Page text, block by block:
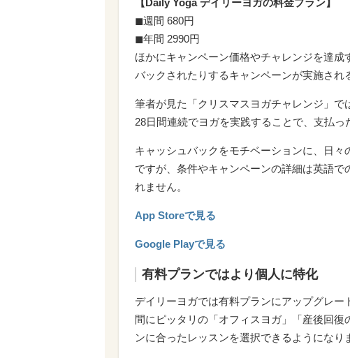
【Daily Yoga デイリーヨガの料金プラン】
◼︎週間 680円
◼︎年間 2990円
ほかにキャンペーン価格やチャレンジを達成
バックされたりするキャンペーンが実施され
筆者が見た「クリスマスヨガチャレンジ」で
28日間連続でヨガを実践することで、支払っ
キャッシュバックをモチベーションに、日
ですが、条件やキャンペーンの詳細は英語
れません。
App Storeで見る
Google Playで見る
有料プランではより個人に特化
デイリーヨガでは有料プランにアップグレ
間にピッタリの「オフィスヨガ」「産後回
ンに合ったレッスンを選択できるようになり